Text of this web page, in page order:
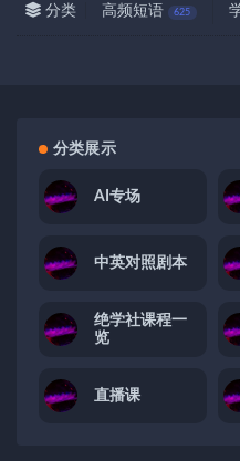
分类 高频短语 625
分类展示
AI专场
中英对照剧本
绝学社课程一
览
直播课